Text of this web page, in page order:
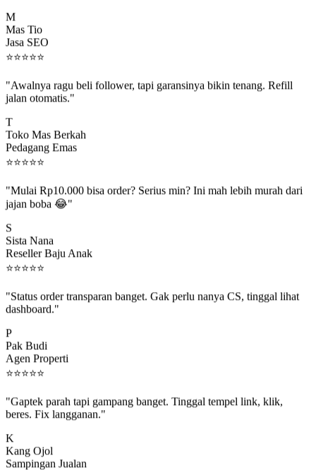
Mas Tio
Jasa SEO
⭐⭐⭐⭐⭐
jalan otomatis."
Toko Mas Berkah
Pedagang Emas
⭐⭐⭐⭐⭐
jajan boba 😂"
Sista Nana
Reseller Baju Anak
⭐⭐⭐⭐⭐
dashboard."
Pak Budi
Agen Properti
⭐⭐⭐⭐⭐
beres. Fix langganan."
Kang Ojol
Sampingan Jualan
⭐⭐⭐⭐⭐